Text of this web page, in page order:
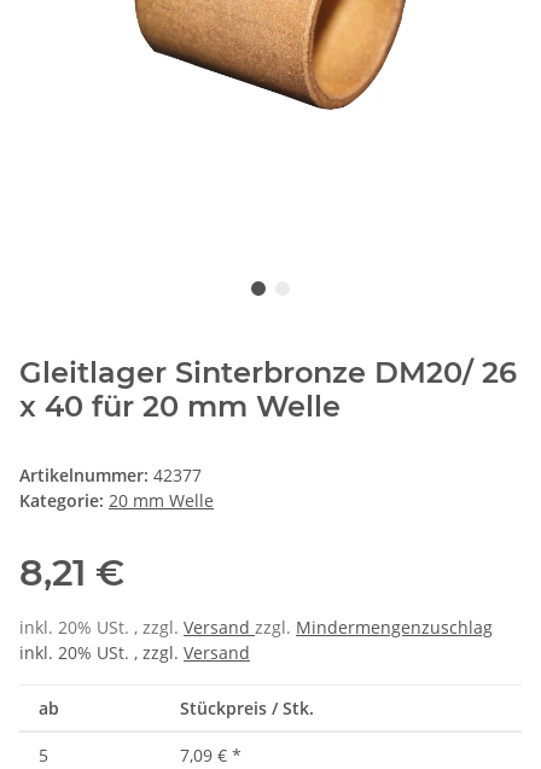
Gleitlager Sinterbronze DM20/ 26
x 40 für 20 mm Welle
Artikelnummer: 42377
Kategorie: 20 mm Welle
8,21 €
inkl. 20% USt. , zzgl. Versand zzgl. Mindermengenzuschlag
inkl. 20% USt. , zzgl. Versand
ab Stückpreis / Stk.
5 7,09 € *